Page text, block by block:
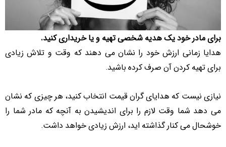
برای مادر خود یک هدیه شخصی تهیه و یا خریداری کنید.
هدایا زمانی ارزش خود را نشان می دهند که وقت و تلاش زیادی
برای تهیه کردن آن صرف کرده باشید.
نیازی نیست که هدایای گران قیمت انتخاب کنید، هر چیزی که نشان
می دهد شما وقت لازم را برای اندیشیدن به آنچه که مادر شما را
خوشحال می کنار گذاشته اید، ارزش زیادی خواهد داشت.